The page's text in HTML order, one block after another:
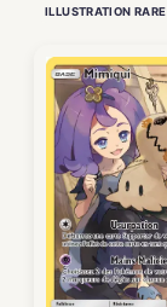
ILLUSTRATION RARE